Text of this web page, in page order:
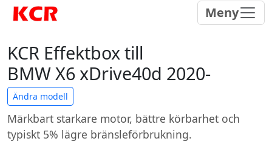
Meny
KCR Effektbox till
BMW X6 xDrive40d 2020-
Ändra modell
Märkbart starkare motor, bättre körbarhet och
typiskt 5% lägre bränsleförbrukning.